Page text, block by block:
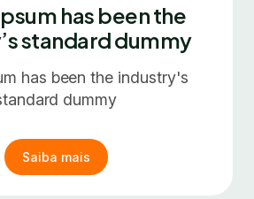
has been the
standard dummy
has been the industry's
dummy
Saiba mais